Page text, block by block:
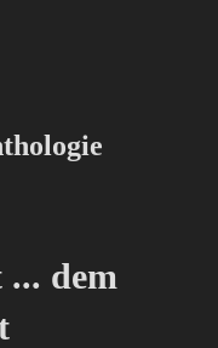
... dem